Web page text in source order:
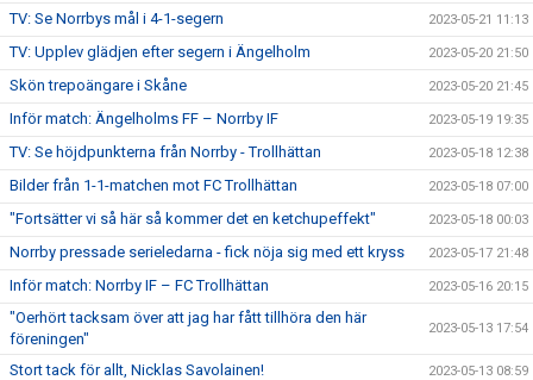
TV: Se Norrbys mål i 4-1-segern 2023-05-21 11:13
TV: Upplev glädjen efter segern i Ängelholm 2023-05-20 21:50
Skön trepoängare i Skåne 2023-05-20 21:45
Inför match: Ängelholms FF – Norrby IF 2023-05-19 19:35
TV: Se höjdpunkterna från Norrby - Trollhättan 2023-05-18 12:38
Bilder från 1-1-matchen mot FC Trollhättan 2023-05-18 07:00
"Fortsätter vi så här så kommer det en ketchupeffekt" 2023-05-18 00:03
Norrby pressade serieledarna - fick nöja sig med ett kryss 2023-05-17 21:48
Inför match: Norrby IF – FC Trollhättan 2023-05-16 20:15
"Oerhört tacksam över att jag har fått tillhöra den här
föreningen"
2023-05-13 17:54
Stort tack för allt, Nicklas Savolainen! 2023-05-13 08:59